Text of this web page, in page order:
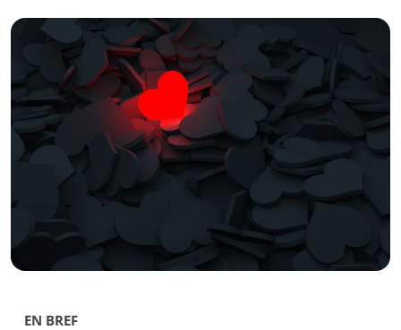
EN BREF